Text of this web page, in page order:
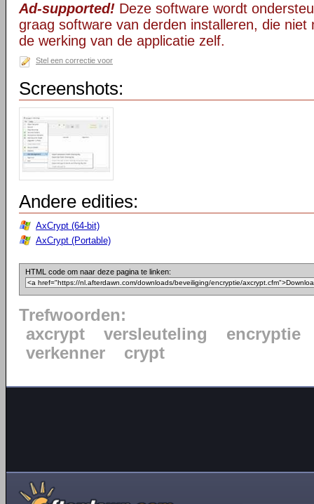
Ad-supported! Deze software wordt
graag software van derden installeren, die niet
de werking van de applicatie zelf.
Stel een correctie voor
Screenshots:
Andere edities:
AxCrypt (64-bit)
AxCrypt (Portable)
HTML code om naar deze pagina te linken:
Trefwoorden:
axcrypt
versleuteling
encryptie
verkenner
crypt